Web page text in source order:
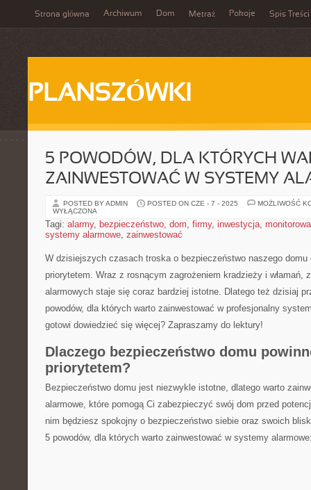
Strona główna Archiwum Dom Metraż Pokoje Spis Treści
PLANSZÓWKI
5 POWODÓW, DLA KTÓRYCH
ZAINWESTOWAĆ W SYSTEMY
POSTED BY ADMIN POSTED ON CZE - 7 - 2025
MOŻLIWOŚĆ
WYŁĄCZONA
Tagi: alarmy, bezpieczeństwo, dom, firmy, inwestycja,
systemy alarmowe, zainwestować
W dzisiejszych czasach troska⁢ o bezpieczeństwo naszego domu
priorytetem. ​Wraz ​z ​rosnącym zagrożeniem kradzieży i włamań,
alarmowych ⁢staje się coraz bardziej‍ istotne.⁤ Dlatego też⁣ dzisiaj
powodów, ​dla których‍ warto ⁢zainwestować w profesjonalny
gotowi dowiedzieć się‌ więcej? Zapraszamy ​do ‍lektury!
Dlaczego bezpieczeństwo domu⁢
priorytetem?
Bezpieczeństwo domu ⁢jest ‍niezwykle ‌istotne, dlatego warto
alarmowe, które pomogą Ci zabezpieczyć swój dom​ przed
nim będziesz spokojny ‌o bezpieczeństwo⁢ siebie oraz swoich‌
5 powodów, dla których warto zainwestować w systemy